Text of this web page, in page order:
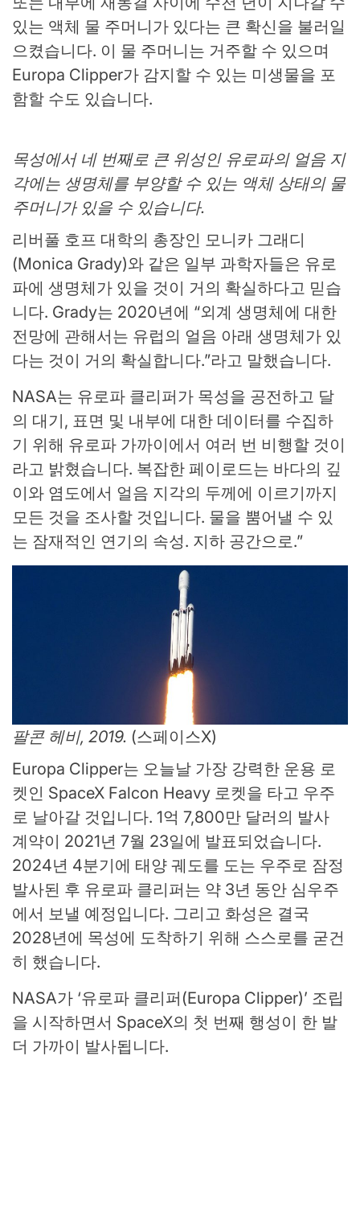
있는 액체 물 주머니가 있다는 큰 확신을 불러일
으켰습니다. 이 물 주머니는 거주할 수 있으며
Europa Clipper가 감지할 수 있는 미생물을 포
함할 수도 있습니다.
목성에서 네 번째로 큰 위성인 유로파의 얼음 지
각에는 생명체를 부양할 수 있는 액체 상태의 물
주머니가 있을 수 있습니다.
리버풀 호프 대학의 총장인 모니카 그래디
(Monica Grady)와 같은 일부 과학자들은 유로
파에 생명체가 있을 것이 거의 확실하다고 믿습
니다. Grady는 2020년에 “외계 생명체에 대한
전망에 관해서는 유럽의 얼음 아래 생명체가 있
다는 것이 거의 확실합니다.”라고 말했습니다.
NASA는 유로파 클리퍼가 목성을 공전하고 달
의 대기, 표면 및 내부에 대한 데이터를 수집하
기 위해 유로파 가까이에서 여러 번 비행할 것이
라고 밝혔습니다. 복잡한 페이로드는 바다의 깊
이와 염도에서 얼음 지각의 두께에 이르기까지
모든 것을 조사할 것입니다. 물을 뿜어낼 수 있
는 잠재적인 연기의 속성. 지하 공간으로.”
팔콘 헤비, 2019. (스페이스X)
Europa Clipper는 오늘날 가장 강력한 운용 로
켓인 SpaceX Falcon Heavy 로켓을 타고 우주
로 날아갈 것입니다. 1억 7,800만 달러의 발사
계약이 2021년 7월 23일에 발표되었습니다.
2024년 4분기에 태양 궤도를 도는 우주로 잠정
발사된 후 유로파 클리퍼는 약 3년 동안 심우주
에서 보낼 예정입니다. 그리고 화성은 결국
2028년에 목성에 도착하기 위해 스스로를 굳건
히 했습니다.
NASA가 ‘유로파 클리퍼(Europa Clipper)’ 조립
을 시작하면서 SpaceX의 첫 번째 행성이 ​​한 발
더 가까이 발사됩니다.